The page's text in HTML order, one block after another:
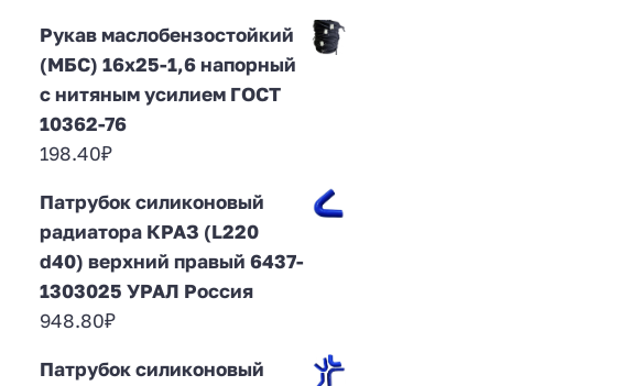
Рукав маслобензостойкий
(МБС) 16х25-1,6 напорный
с нитяным усилием ГОСТ
10362-76
198.40₽
Патрубок силиконовый
радиатора КРАЗ (L220
d40) верхний правый 6437-
1303025 УРАЛ Россия
948.80₽
Патрубок силиконовый